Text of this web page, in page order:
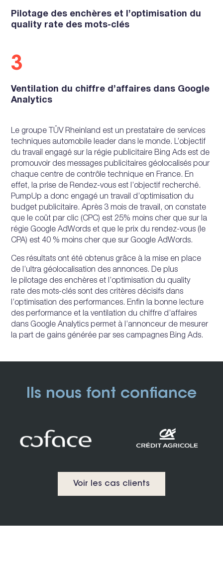
Pilotage des enchères et l’optimisation du
quality rate des mots-clés
3
Ventilation du chiffre d’affaires dans Google
Analytics
Le groupe TÜV Rheinland est un prestataire de services
techniques automobile leader dans le monde. L’objectif
du travail engagé sur la régie publicitaire Bing Ads est de
promouvoir des messages publicitaires géolocalisés pour
chaque centre de contrôle technique en France. En
effet, la prise de Rendez-vous est l’objectif recherché.
PumpUp a donc engagé un travail d’optimisation du
budget publicitaire. Après 3 mois de travail, on constate
que le coût par clic (CPC) est 25% moins cher que sur la
régie Google AdWords et que le prix du rendez-vous (le
CPA) est 40 % moins cher que sur Google AdWords.
Ces résultats ont été obtenus grâce à la mise en place
de l’ultra géolocalisation des annonces. De plus
le pilotage des enchères et l’optimisation du quality
rate des mots-clés sont des critères décisifs dans
l’optimisation des performances. Enfin la bonne lecture
des performance et la ventilation du chiffre d’affaires
dans Google Analytics permet à l’annonceur de mesurer
la part de gains générée par ses campagnes Bing Ads.
Ils nous font confiance
Voir les cas clients